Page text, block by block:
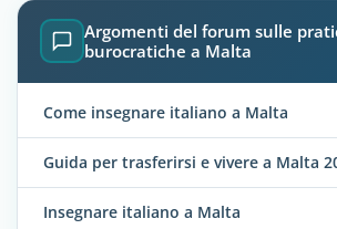
Argomenti del forum sulle
burocratiche a Malta
Come insegnare italiano a Malta
Guida per trasferirsi e vivere a Malta
Insegnare italiano a Malta